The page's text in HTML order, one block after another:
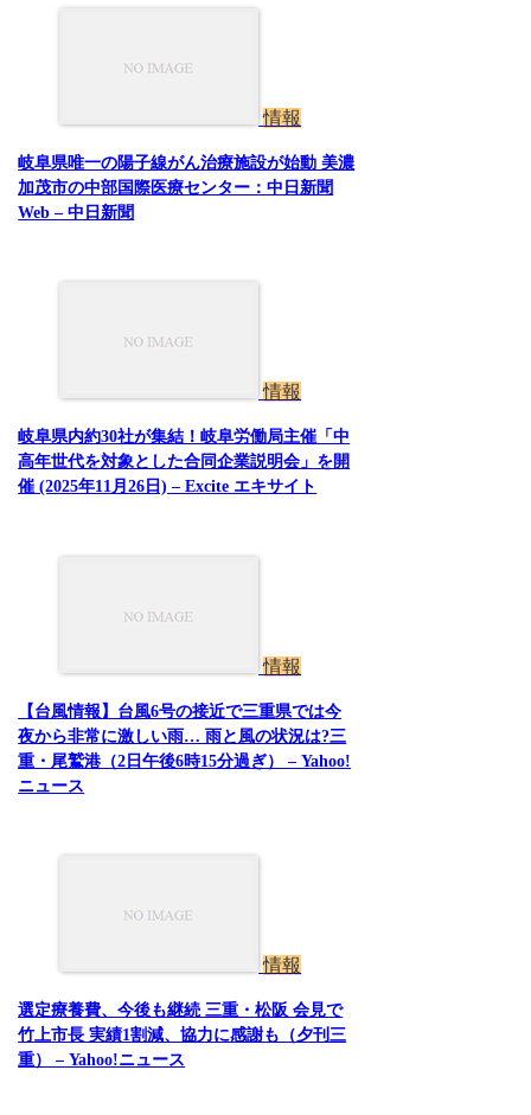
情報
岐阜県唯一の陽子線がん治療施設が始動 美濃
加茂市の中部国際医療センター：中日新聞
Web – 中日新聞
情報
岐阜県内約30社が集結！岐阜労働局主催「中
高年世代を対象とした合同企業説明会」を開
催 (2025年11月26日) – Excite エキサイト
情報
【台風情報】台風6号の接近で三重県では今
夜から非常に激しい雨… 雨と風の状況は?三
重・尾鷲港（2日午後6時15分過ぎ） – Yahoo!
ニュース
情報
選定療養費、今後も継続 三重・松阪 会見で
竹上市長 実績1割減、協力に感謝も（夕刊三
重） – Yahoo!ニュース